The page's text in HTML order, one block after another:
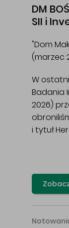
DM
SII i
"Dom
(marzec
W
Badania
2026)
i tytuł